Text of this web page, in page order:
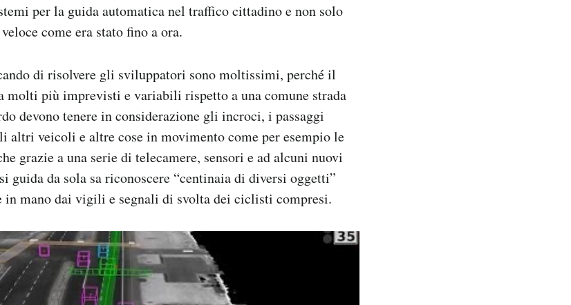
per la guida automatica nel traffico cittadino e non solo
come era stato fino a ora.
di risolvere gli sviluppatori sono moltissimi, perché il
molti più imprevisti e variabili rispetto a una comune strada
devono tenere in considerazione gli incroci, i passaggi
altri veicoli e altre cose in movimento come per esempio le
grazie a una serie di telecamere, sensori e ad alcuni nuovi
guida da sola sa riconoscere “centinaia di diversi oggetti”
in mano dai vigili e segnali di svolta dei ciclisti compresi.